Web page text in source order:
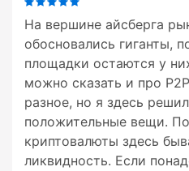
На вершине айсберга
обосновались гиганты,
площадки остаются у
можно сказать и про
разное, но я здесь
положительные вещи.
криптовалюты здесь
ликвидность. Если